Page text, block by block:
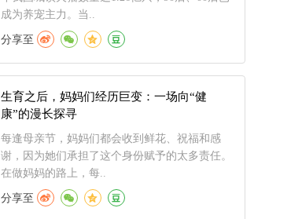
成为养宠主力。当..
分享至
生育之后，妈妈们经历巨变：一场向“健
康”的漫长探寻
每逢母亲节，妈妈们都会收到鲜花、祝福和感
谢，因为她们承担了这个身份赋予的太多责任。
在做妈妈的路上，每..
分享至